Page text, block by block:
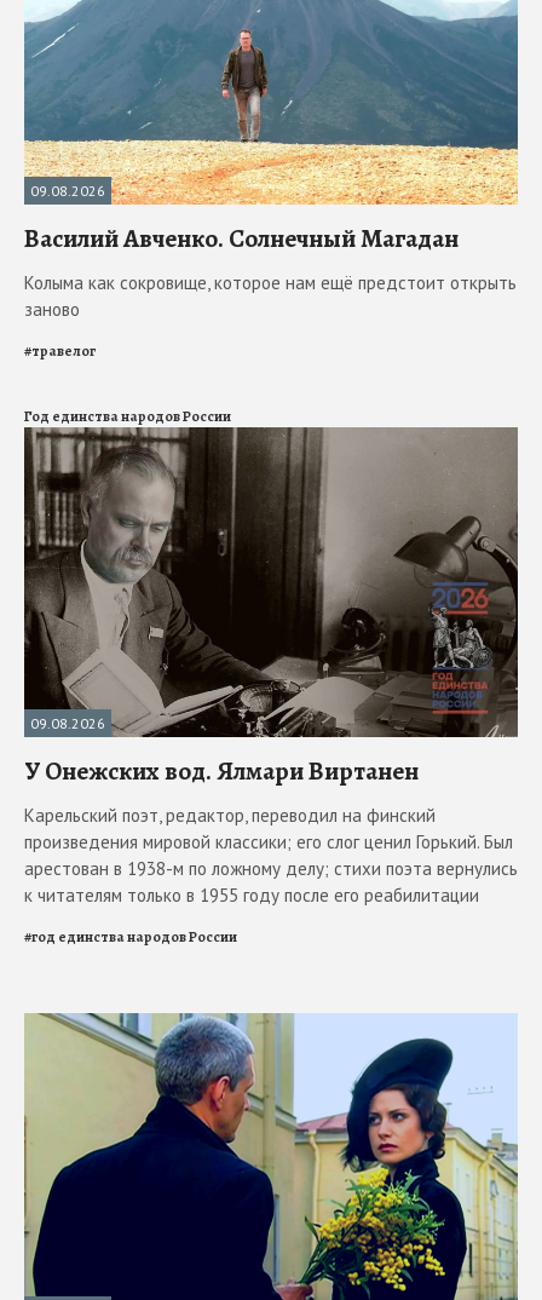
09.08.2026
Василий Авченко. Солнечный Магадан
Колыма как сокровище, которое нам ещё предстоит открыть
заново
#травелог
Год единства народов России
09.08.2026
У Онежских вод. Ялмари Виртанен
Карельский поэт, редактор, переводил на финский
произведения мировой классики; его слог ценил Горький. Был
арестован в 1938-м по ложному делу; стихи поэта вернулись
к читателям только в 1955 году после его реабилитации
#год единства народов России